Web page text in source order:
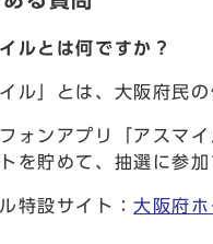
ルとは何ですか？
ル」とは、⼤阪府⺠の
ォンアプリ「アスマ
を貯めて、抽選に参
特設サイト：大阪府